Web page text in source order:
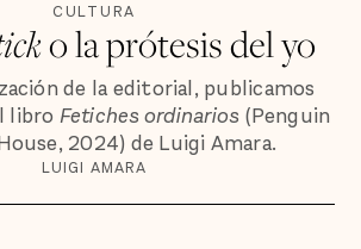
CULTURA
o la prótesis del yo
de la editorial, publicamos
libro Fetiches ordinarios (Penguin
2024) de Luigi Amara.
LUIGI AMARA